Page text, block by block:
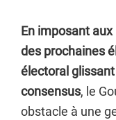
En imposant
des prochaines
électoral
consensus, le
obstacle à une